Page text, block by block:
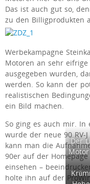
Das ist auch gut so,
zu den Billigprodukten
Werbekampagne
Motoren an sehr
ausgegeben wurden,
werden. So kann der
realistischen
ein Bild machen.
So ging es auch mir. In
wurde der neue 90 RV-
kann man die
90er auf der
einsehen –
holte ihn auf der
Der